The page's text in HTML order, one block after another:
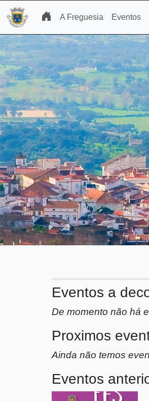
A Freguesia Eventos
Eventos a
De momento não há
Proximos
Ainda não temos
Eventos